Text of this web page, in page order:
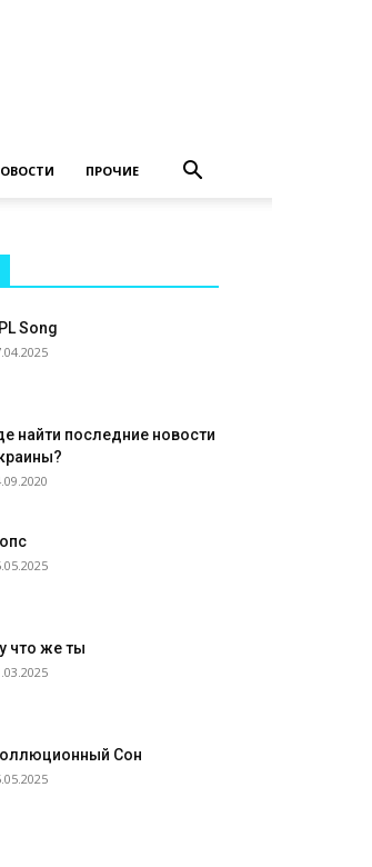
ПРОЧИЕ
Song
найти последние новости
что же ты
Сон